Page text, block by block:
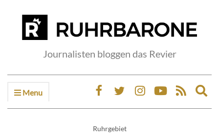
Journalisten bloggen das Revier
Menu
Ruhrgebiet